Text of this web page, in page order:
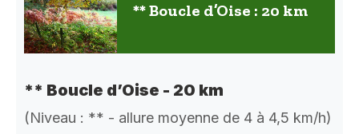
** Boucle d’Oise : 20 km
** Boucle d’Oise - 20 km
(Niveau : ** - allure moyenne de 4 à 4,5 km/h)